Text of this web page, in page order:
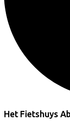
Het Fietshuys